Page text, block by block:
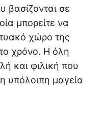
βασίζονται σε
μπορείτε να
χώρο της
χρόνο. Η όλη
και φιλική που
υπόλοιπη μαγεία